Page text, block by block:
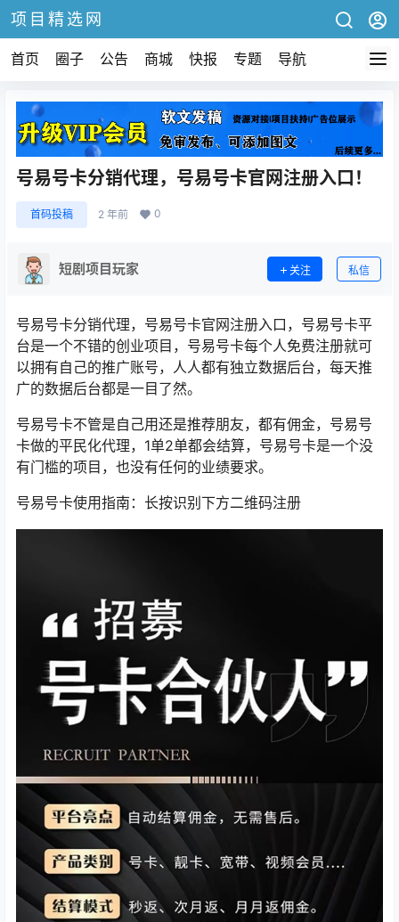
项目精选网
首页 圈子 公告 商城 快报 专题 导航
号易号卡分销代理，号易号卡官网注册入口！
首码投稿 2 年前 0
短剧项目玩家 关注 私信
号易号卡分销代理，号易号卡官网注册入口，号易号卡平
台是一个不错的创业项目，号易号卡每个人免费注册就可
以拥有自己的推广账号，人人都有独立数据后台，每天推
广的数据后台都是一目了然。
号易号卡不管是自己用还是推荐朋友，都有佣金，号易号
卡做的平民化代理，1单2单都会结算，号易号卡是一个没
有门槛的项目，也没有任何的业绩要求。
号易号卡使用指南：长按识别下方二维码注册